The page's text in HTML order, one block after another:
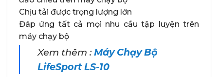
Chịu tải được trọng lượng lớn
Đáp ứng tất cả mọi nhu cầu tập luyện trên
máy chạy bộ
Xem thêm :Máy Chạy Bộ
LifeSport LS-10